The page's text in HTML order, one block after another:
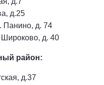
д.25
Панино, д. 74
д. 40
район:
д.37